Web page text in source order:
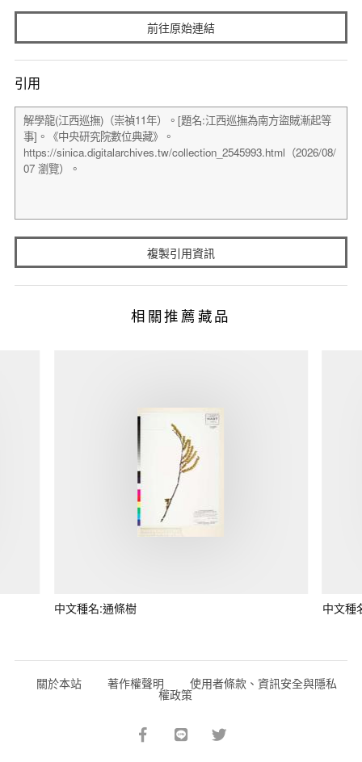
前往原始連結
引用
複製引用資訊
相關推薦藏品
中文種名:通條樹 中文種
關於本站 著作權聲明 使用者條款、資訊安全與隱私
權政策